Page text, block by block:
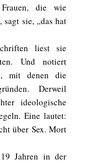
die wie
sagt sie, „das hat
liest sie
Und notiert
mit denen die
Derweil
ideologische
Eine lautet:
über Sex. Mort
Jahren in der